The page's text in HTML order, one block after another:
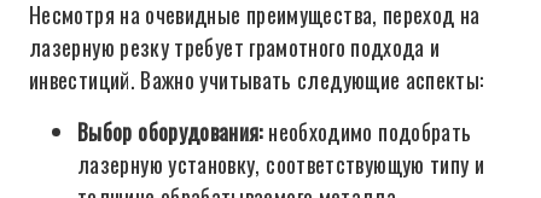
Несмотря на очевидные преимущества, переход на
лазерную резку требует грамотного подхода и
инвестиций. Важно учитывать следующие аспекты:
Выбор оборудования:необходимо подобрать
лазерную установку, соответствующую типу и